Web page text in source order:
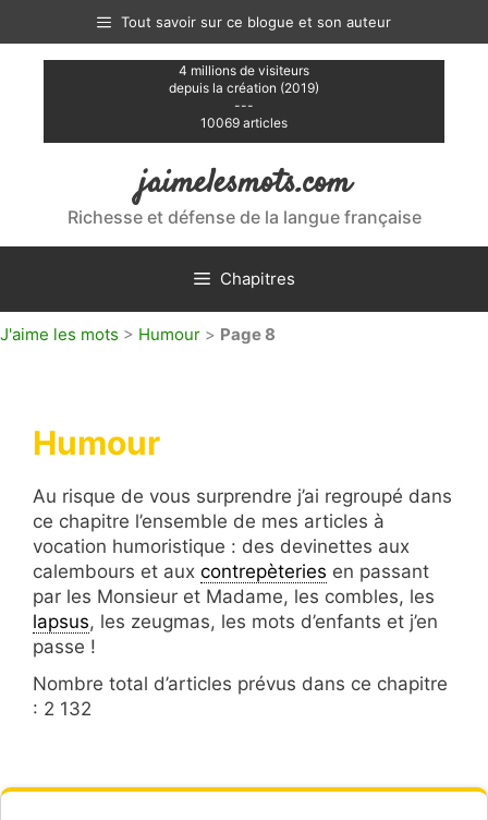
contenu
Tout savoir sur ce blogue et son auteur
4 millions de visiteurs
depuis la création (2019)
---
10069 articles
jaimelesmots.com
Richesse et défense de la langue française
Chapitres
J'aime les mots > Humour > Page 8
Humour
Au risque de vous surprendre j’ai regroupé dans
ce chapitre l’ensemble de mes articles à
vocation humoristique : des devinettes aux
calembours et aux contrepèteries en passant
par les Monsieur et Madame, les combles, les
lapsus, les zeugmas, les mots d’enfants et j’en
passe !
Nombre total d’articles prévus dans ce chapitre
: 2 132